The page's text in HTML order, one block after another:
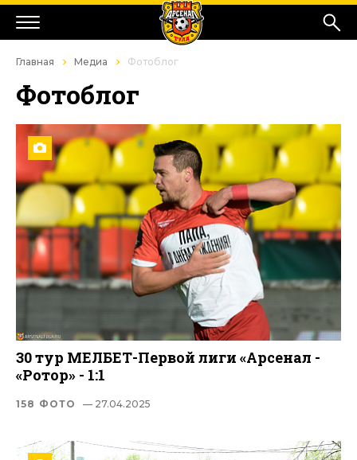
Главная Медиа Фотоблог
Фотоблог
30 тур МЕЛБЕТ-Первой лиги «Арсенал -
«Ротор» - 1:1
158 ФОТО — 27.04.2025